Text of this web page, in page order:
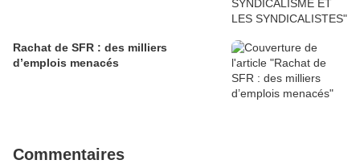
Rachat de SFR : des milliers
d’emplois menacés
Commentaires